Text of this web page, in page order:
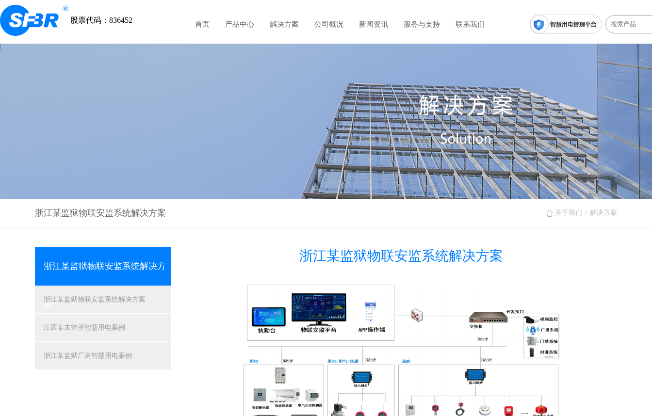
股票代码：836452
首页 产品中心 解决方案 公司概况 新闻资讯 服务与支持 联系我们
浙江某监狱物联安监系统解决方案 关于我们 > 解决方案
浙江某监狱物联安监系统解决方
案
浙江某监狱物联安监系统解决方案
江西某未管所智慧用电案例
浙江某监狱厂房智慧用电案例
浙江某监狱物联安监系统解决方案